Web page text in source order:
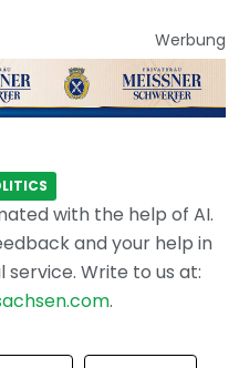
Werbung
with the help of AI.
and your help in
Write to us at:
.